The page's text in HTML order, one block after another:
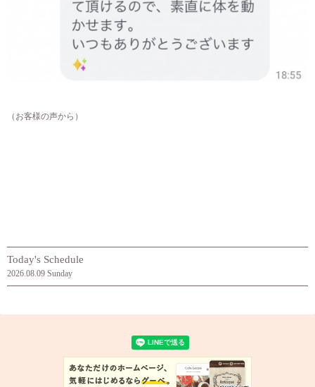
（お客様の声から）
Today's Schedule
2026.08.09 Sunday